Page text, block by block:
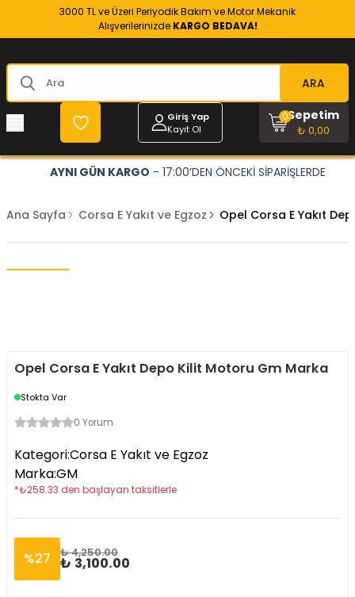
3000 TL ve Üzeri Periyodik Bakım ve Motor Mekanik
Alışverilerinizde KARGO BEDAVA!
ARA
Giriş Yap
Kayıt Ol
Sepetim
₺ 0,00
0
AYNI GÜN KARGO - 17:00’DEN ÖNCEKİ SİPARİŞLERDE
Ana Sayfa Corsa E Yakıt ve Egzoz Opel Corsa E Yakıt
Opel Corsa E Yakıt Depo Kilit Motoru Gm Marka
Stokta Var
0 Yorum
Kategori:Corsa E Yakıt ve Egzoz
Marka:GM
*₺258.33 den başlayan taksitlerle
%27 ₺ 4,250.00
₺ 3,100.00